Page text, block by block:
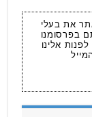
את בעלי
בפרסומנו
אלינו